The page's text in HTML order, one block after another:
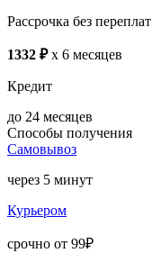
Рассрочка без переплат
1332 ₽x 6 месяцев
Кредит
до 24 месяцев
Способы получения
Самовывоз
через 5 минут
Курьером
срочно от 99₽